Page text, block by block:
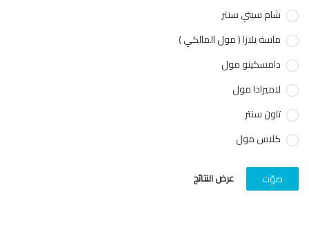
شام سيتي سنتر
ماسة يلازا ( مول المالكي )
دامسكينو مول
لاميرادا مول
تاون سنتر
كلاس مول
عرض النتائج